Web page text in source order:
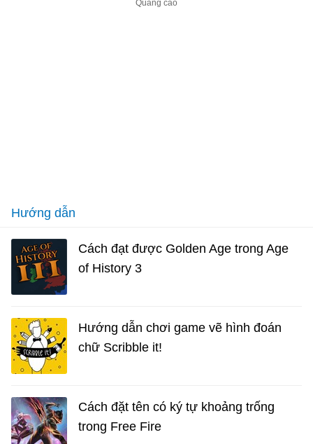
Hướng dẫn
Cách đạt được Golden Age trong Age
of History 3
Hướng dẫn chơi game vẽ hình đoán
chữ Scribble it!
Cách đặt tên có ký tự khoảng trống
trong Free Fire